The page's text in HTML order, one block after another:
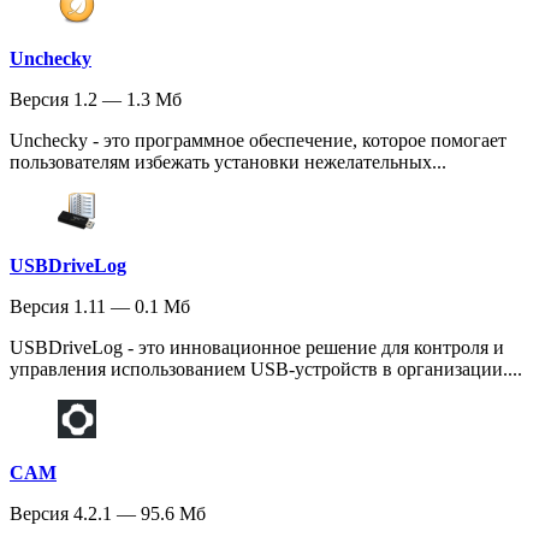
Unchecky
Версия 1.2 — 1.3 Мб
Unchecky - это программное обеспечение, которое помогает
пользователям избежать установки нежелательных...
USBDriveLog
Версия 1.11 — 0.1 Мб
USBDriveLog - это инновационное решение для контроля и
управления использованием USB-устройств в организации....
CAM
Версия 4.2.1 — 95.6 Мб